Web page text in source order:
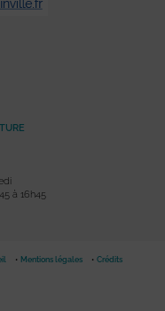
à 16h45
Mentions légales Crédits